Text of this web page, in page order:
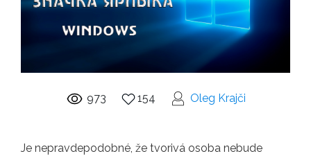
973 154 Oleg Krajči
Je nepravdepodobné, že tvorivá osoba nebude